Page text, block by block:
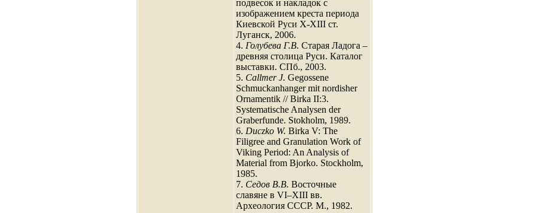
подвесок и накладок с
изображением креста периода
Киевской Руси X-XIII ст.
Луганск, 2006.
4. Голубева Г.В. Старая Ладога –
древняя столица Руси. Каталог
выставки. СПб., 2003.
5. Callmer J. Gegossene
Schmuckanhanger mit nordisher
Ornamentik // Birka II:3.
Systematische Analysen der
Graberfunde. Stokholm, 1989.
6. Duczko W. Birka V: The
Filigree and Granulation Work of
Viking Period: An Analysis of
Material from Bjorko. Stockholm,
1985.
7. Седов В.В. Восточные
славяне в VI–XIII вв.
Археология СССР. М., 1982.